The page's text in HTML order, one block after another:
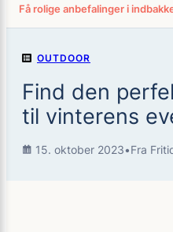
Få rolige anbefalinger i
OUTDOOR
Find den
til vinterens
15. oktober 2023•Fra